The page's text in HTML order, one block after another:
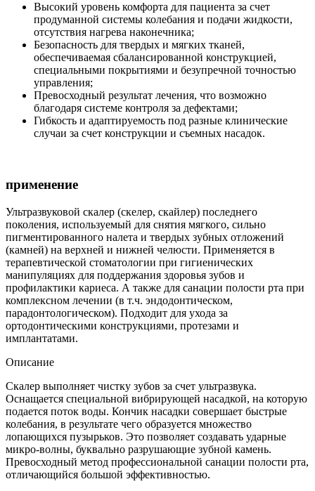
Высокий уровень комфорта для пациента за счет
продуманной системы колебания и подачи жидкости,
отсутствия нагрева наконечника;
Безопасность для твердых и мягких тканей,
обеспечиваемая сбалансированной конструкцией,
специальными покрытиями и безупречной точностью
управления;
Превосходный результат лечения, что возможно
благодаря системе контроля за дефектами;
Гибкость и адаптируемость под разные клинические
случаи за счет конструкции и съемных насадок.
применение
Ультразвуковой скалер (скелер, скайлер) последнего
поколения, используемый для снятия мягкого, сильно
пигментированного налета и твердых зубных отложений
(камней) на верхней и нижней челюсти. Применяется в
терапевтической стоматологии при гигиенических
манипуляциях для поддержания здоровья зубов и
профилактики кариеса. А также для санации полости рта при
комплексном лечении (в т.ч. эндодонтическом,
парадонтологическом). Подходит для ухода за
ортодонтическими конструкциями, протезами и
имплантатами.
Описание
Скалер выполняет чистку зубов за счет ультразвука.
Оснащается специальной вибрирующей насадкой, на которую
подается поток воды. Кончик насадки совершает быстрые
колебания, в результате чего образуется множество
лопающихся пузырьков. Это позволяет создавать ударные
микро-волны, буквально разрушающие зубной камень.
Превосходный метод профессиональной санации полости рта,
отличающийся большой эффективностью.